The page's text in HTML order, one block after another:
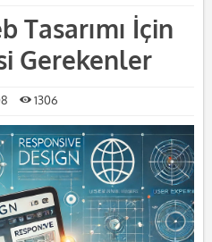
Tasarımı İçin
Gerekenler
1306